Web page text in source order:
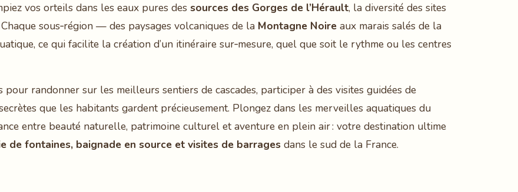
vos orteils dans les eaux pures des sources des Gorges de l’Hérault, la diversité des sites
sous‑région — des paysages volcaniques de la Montagne Noire aux marais salés de la
ce qui facilite la création d’un itinéraire sur‑mesure, quel que soit le rythme ou les centres
pour randonner sur les meilleurs sentiers de cascades, participer à des visites guidées de
que les habitants gardent précieusement. Plongez dans les merveilles aquatiques du
entre beauté naturelle, patrimoine culturel et aventure en plein air : votre destination ultime
de fontaines, baignade en source et visites de barrages dans le sud de la France.